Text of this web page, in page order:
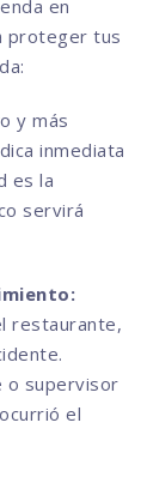
en
proteger tus
y más
inmediata
es la
servirá
restaurante,
o supervisor
el